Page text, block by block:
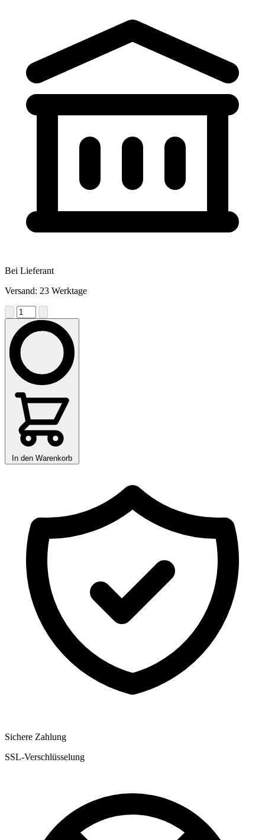
Bei Lieferant
Versand: 23 Werktage
In den Warenkorb
Sichere Zahlung
SSL-Verschlüsselung